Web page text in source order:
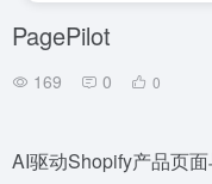
PagePilot
169 0 0
AI驱动Shopify产品页